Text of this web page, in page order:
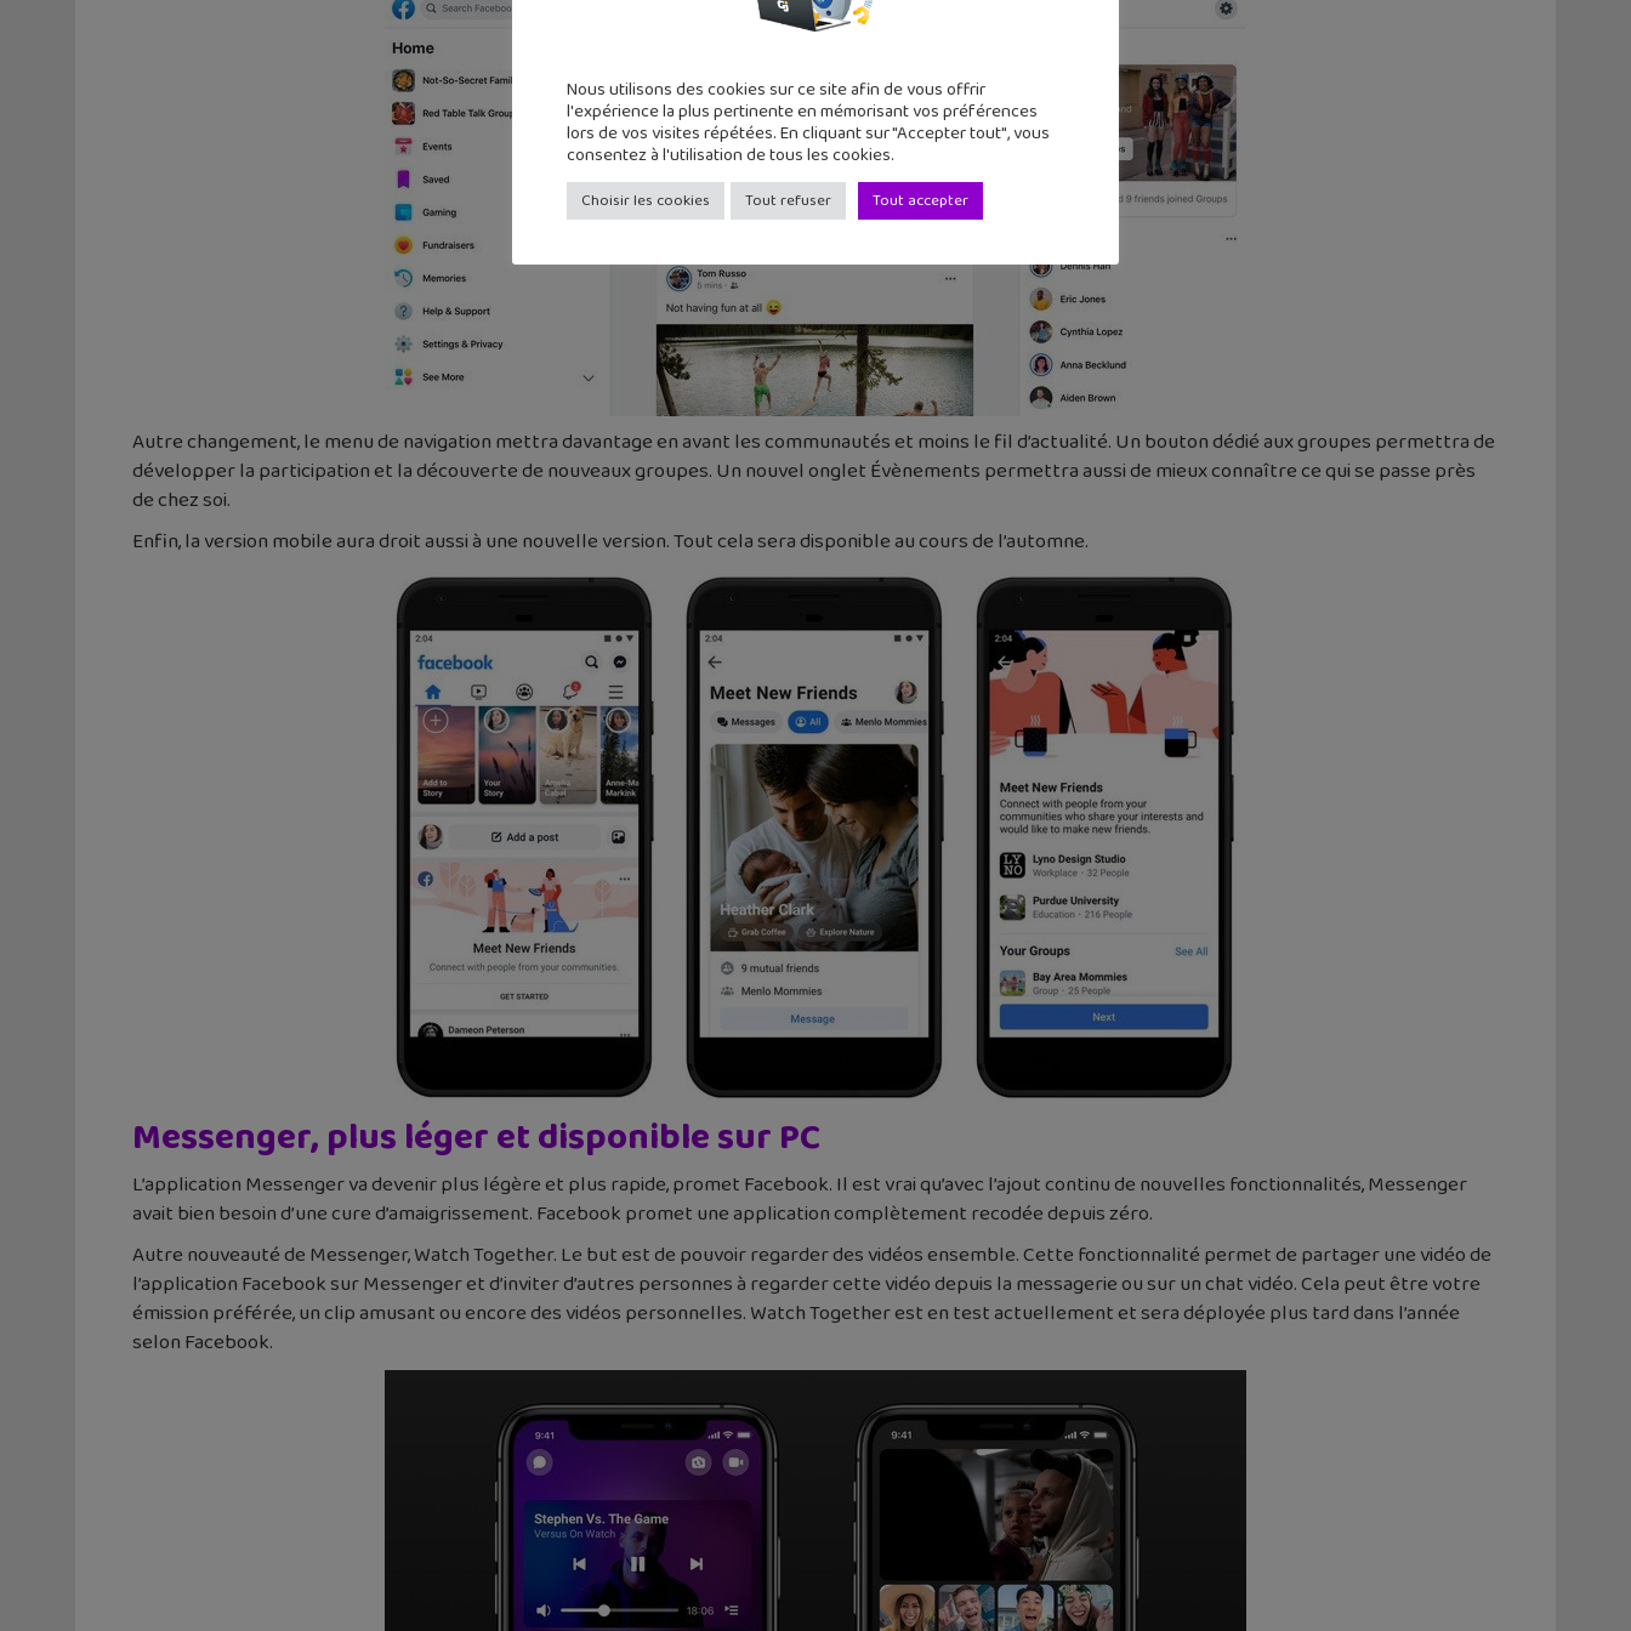
Autre changement, le menu de navigation mettra davantage en avant les communautés et moins le fil d’actualité. Un bouton dédié aux groupes permettra de
développer la participation et la découverte de nouveaux groupes. Un nouvel onglet Évènements permettra aussi de mieux connaître ce qui se passe près
de chez soi.
Enfin, la version mobile aura droit aussi à une nouvelle version. Tout cela sera disponible au cours de l’automne.
Messenger, plus léger et disponible sur PC
L’application Messenger va devenir plus légère et plus rapide, promet Facebook. Il est vrai qu’avec l’ajout continu de nouvelles fonctionnalités, Messenger
avait bien besoin d’une cure d’amaigrissement. Facebook promet une application complètement recodée depuis zéro.
Autre nouveauté de Messenger, Watch Together. Le but est de pouvoir regarder des vidéos ensemble. Cette fonctionnalité permet de partager une vidéo de
l’application Facebook sur Messenger et d’inviter d’autres personnes à regarder cette vidéo depuis la messagerie ou sur un chat vidéo. Cela peut être votre
émission préférée, un clip amusant ou encore des vidéos personnelles. Watch Together est en test actuellement et sera déployée plus tard dans l’année
selon Facebook.
Nous utilisons des cookies sur ce site afin de vous offrir
l'expérience la plus pertinente en mémorisant vos préférences
lors de vos visites répétées. En cliquant sur "Accepter tout", vous
consentez à l'utilisation de tous les cookies.
Choisir les cookies Tout refuser Tout accepter